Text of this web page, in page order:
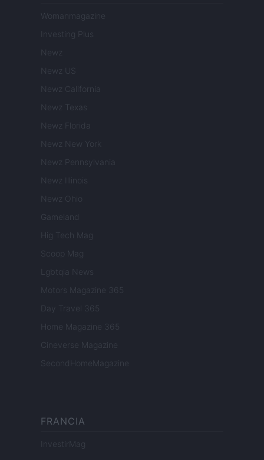
Womanmagazine
Investing Plus
Newz
Newz US
Newz California
Newz Texas
Newz Florida
Newz New York
Newz Pennsylvania
Newz Illinois
Newz Ohio
Gameland
Hig Tech Mag
Scoop Mag
Lgbtqia News
Motors Magazine 365
Day Travel 365
Home Magazine 365
Cineverse Magazine
SecondHomeMagazine
FRANCIA
InvestirMag